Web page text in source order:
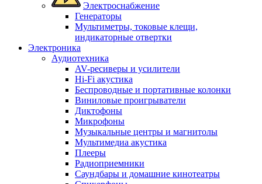
Электроснабжение
Генераторы
Мультиметры, токовые клещи,
индикаторные отвертки
Электроника
Аудиотехника
AV-ресиверы и усилители
Hi-Fi акустика
Беспроводные и портативные колонки
Виниловые проигрыватели
Диктофоны
Микрофоны
Музыкальные центры и магнитолы
Мультимедиа акустика
Плееры
Радиоприемники
Саундбары и домашние кинотеатры